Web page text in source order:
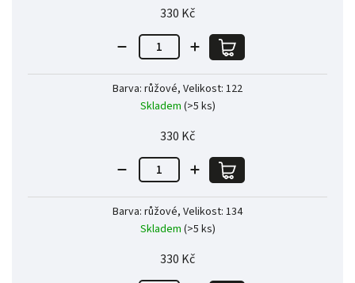
330 Kč
Barva: růžové, Velikost: 122
Skladem (>5 ks)
330 Kč
Barva: růžové, Velikost: 134
Skladem (>5 ks)
330 Kč